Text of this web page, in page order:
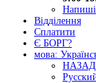
Відділення
Сплатити
Є БОРГ?
мова:
НАЗАД